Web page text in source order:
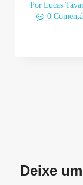
Por Lucas
0
Deixe